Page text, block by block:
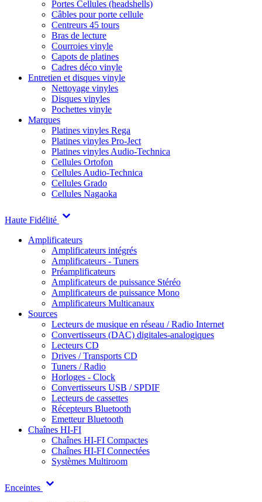
Portes Cellules (headshells)
Câbles pour porte cellule
Centreurs 45 tours
Bras de lecture
Courroies vinyle
Capots de platines
Cadres déco vinyle
Entretien et disques vinyle
Nettoyage vinyles
Disques vinyles
Pochettes vinyle
Marques
Platines vinyles Rega
Platines vinyles Pro-Ject
Platines vinyles Audio-Technica
Cellules Ortofon
Cellules Audio-Technica
Cellules Grado
Cellules Nagaoka
Haute Fidélité
Amplificateurs
Amplificateurs intégrés
Amplificateurs - Tuners
Préamplificateurs
Amplificateurs de puissance Stéréo
Amplificateurs de puissance Mono
Amplificateurs Multicanaux
Sources
Lecteurs de musique en réseau / Radio Internet
Convertisseurs (DAC) digitales-analogiques
Lecteurs CD
Drives / Transports CD
Tuners / Radio
Horloges - Clock
Convertisseurs USB / SPDIF
Lecteurs de cassettes
Récepteurs Bluetooth
Emetteur Bluetooth
Chaînes HI-FI
Chaînes HI-FI Compactes
Chaînes HI-FI Connectées
Systèmes Multiroom
Enceintes